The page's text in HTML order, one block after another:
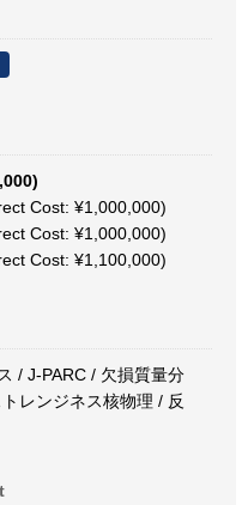
Cost: ¥1,000,000)
Cost: ¥1,000,000)
Cost: ¥1,100,000)
/ J-PARC / 欠損質量分
レンジネス核物理 / 反